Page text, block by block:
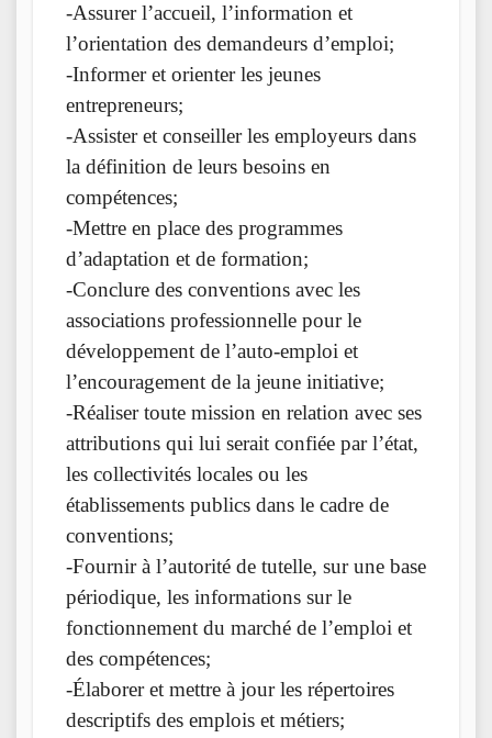
-Assurer l’accueil, l’information et
l’orientation des demandeurs d’emploi;
-Informer et orienter les jeunes
entrepreneurs;
-Assister et conseiller les employeurs dans
la définition de leurs besoins en
compétences;
-Mettre en place des programmes
d’adaptation et de formation;
-Conclure des conventions avec les
associations professionnelle pour le
développement de l’auto-emploi et
l’encouragement de la jeune initiative;
-Réaliser toute mission en relation avec ses
attributions qui lui serait confiée par l’état,
les collectivités locales ou les
établissements publics dans le cadre de
conventions;
-Fournir à l’autorité de tutelle, sur une base
périodique, les informations sur le
fonctionnement du marché de l’emploi et
des compétences;
-Élaborer et mettre à jour les répertoires
descriptifs des emplois et métiers;